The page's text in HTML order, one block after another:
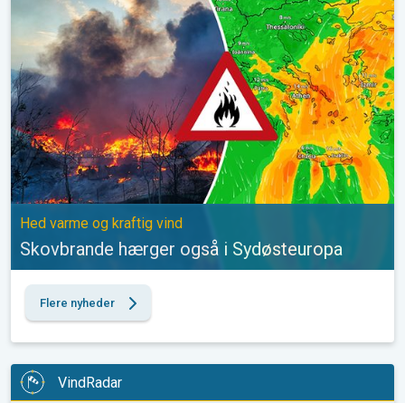
Hed varme og kraftig vind
Skovbrande hærger også i Sydøsteuropa
Flere nyheder
VindRadar